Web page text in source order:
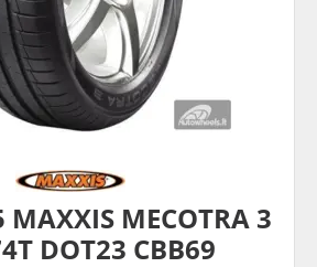
MECOTRA 3
DOT23 CBB69